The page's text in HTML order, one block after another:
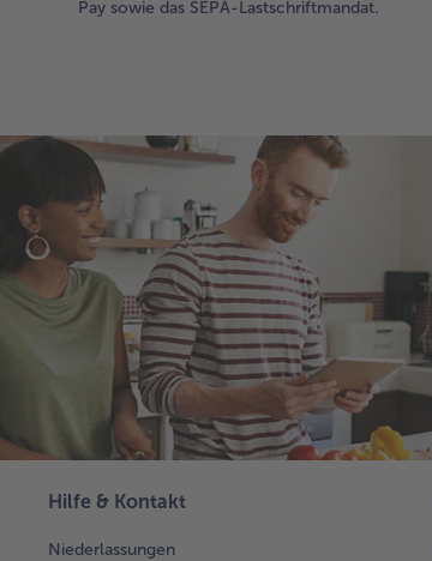
Pay sowie das SEPA-Lastschriftmandat.
Hilfe & Kontakt
Niederlassungen